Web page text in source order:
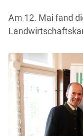
Am 12. Mai fand